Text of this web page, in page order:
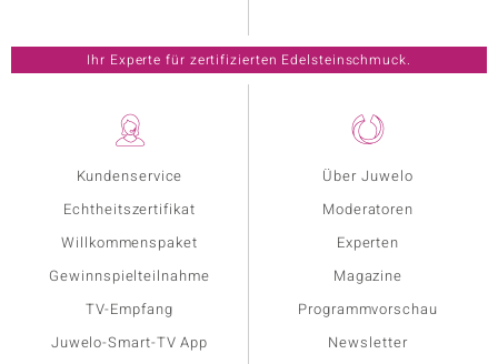
Kundenservice
Echtheitszertifikat
Willkommenspaket
Gewinnspielteilnahme
TV-Empfang
Juwelo-Smart-TV App
Über Juwelo
Moderatoren
Experten
Magazine
Programmvorschau
Newsletter
Ihr Experte für zertifizierten Edelsteinschmuck.